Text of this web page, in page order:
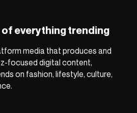
of everything trending
media that produces and
focused digital content,
on fashion, lifestyle, culture,